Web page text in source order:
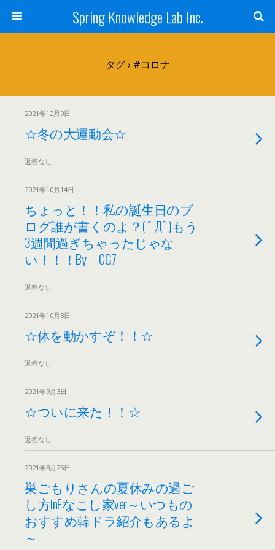
Spring Knowledge Lab Inc.
タグ › #コロナ
2021年12月9日
☆冬の大運動会☆
返答なし
2021年10月14日
ちょっと！！私の誕生日のブ
ログ誰が書くのよ？( ﾟДﾟ)もう
3週間過ぎちゃったじゃな
い！！！By CG7
返答なし
2021年10月8日
☆体を動かすぞ！！☆
返答なし
2021年9月3日
☆ついに来た！！☆
返答なし
2021年8月25日
巣ごもりさんの夏休みの過ご
し方inFなこし家ver～いつもの
おすすめ韓ドラ紹介もあるよ
～